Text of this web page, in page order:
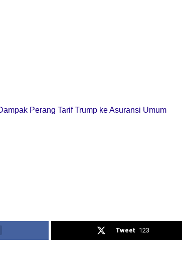
Perang Tarif Trump ke Asuransi Umum
Tweet 123